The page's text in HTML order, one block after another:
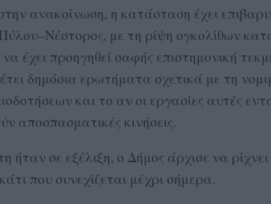
ανακοίνωση, η κατάσταση έχει
με τη ρίψη ογκολίθων
έχει προηγηθεί σαφής επιστημονική
δημόσια ερωτήματα σχετικά με τη
και το αν οι εργασίες αυτές
αποσπασματικές κινήσεις.
ήταν σε εξέλιξη, ο Δήμος άρχισε να
που συνεχίζεται μέχρι σήμερα.